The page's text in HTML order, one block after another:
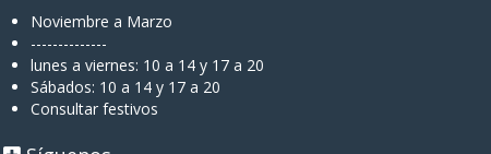
Noviembre a Marzo
--------------
lunes a viernes: 10 a 14 y 17 a 20
Sábados: 10 a 14 y 17 a 20
Consultar festivos